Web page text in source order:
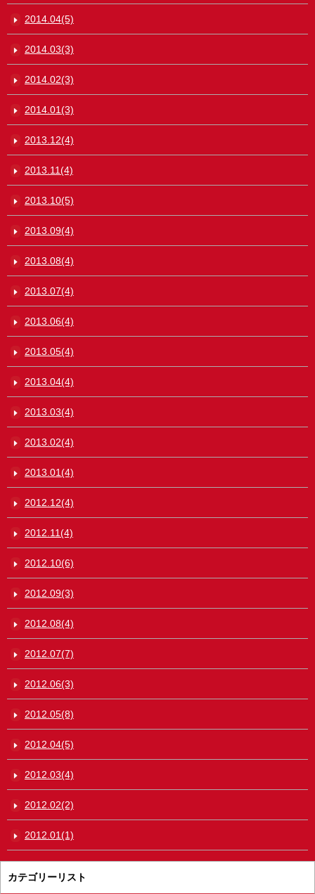
2014.04(5)
2014.03(3)
2014.02(3)
2014.01(3)
2013.12(4)
2013.11(4)
2013.10(5)
2013.09(4)
2013.08(4)
2013.07(4)
2013.06(4)
2013.05(4)
2013.04(4)
2013.03(4)
2013.02(4)
2013.01(4)
2012.12(4)
2012.11(4)
2012.10(6)
2012.09(3)
2012.08(4)
2012.07(7)
2012.06(3)
2012.05(8)
2012.04(5)
2012.03(4)
2012.02(2)
2012.01(1)
カテゴリーリスト